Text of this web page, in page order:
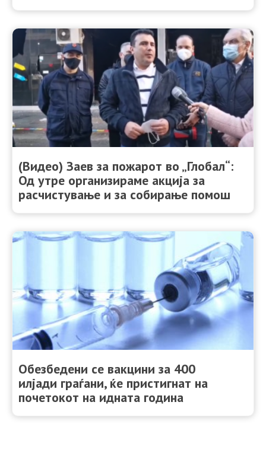
(Видео) Заев за пожарот во „Глобал“:
Од утре организираме акција за
расчистување и за собирање помош
Обезбедени се вакцини за 400
илјади граѓани, ќе пристигнат на
почетокот на идната година